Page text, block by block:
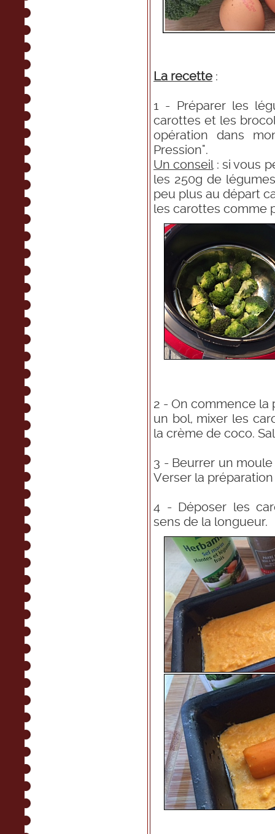
La recette :
1 - Préparer les
carottes et les
opération dans
Pression".
Un conseil: si vous
les 250g de
peu plus au départ
les carottes comme
2 - On commence la
un bol, mixer les
la crème de coco.
3 - Beurrer un
Verser la
4 - Déposer les
sens de la longueur.